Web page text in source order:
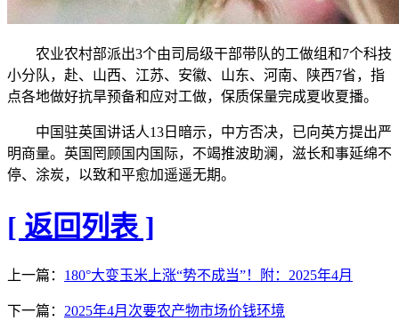
农业农村部派出3个由司局级干部带队的工做组和7个科技
小分队，赴、山西、江苏、安徽、山东、河南、陕西7省，指
点各地做好抗旱预备和应对工做，保质保量完成夏收夏播。
中国驻英国讲话人13日暗示，中方否决，已向英方提出严
明商量。英国罔顾国内国际，不竭推波助澜，滋长和事延绵不
停、涂炭，以致和平愈加遥遥无期。
[ 返回列表 ]
上一篇： 180°大变玉米上涨“势不成当”！附：2025年4月
下一篇： 2025年4月次要农产物市场价钱环境